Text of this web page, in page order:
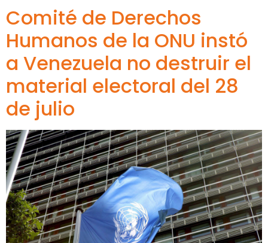
Comité de Derechos
Humanos de la ONU instó
a Venezuela no destruir el
material electoral del 28
de julio